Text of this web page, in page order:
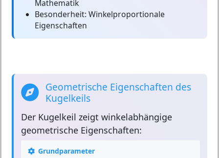
Mathematik
Besonderheit: Winkelproportionale
Eigenschaften
Geometrische Eigenschaften des
Kugelkeils
Der Kugelkeil zeigt winkelabhängige
geometrische Eigenschaften:
Grundparameter